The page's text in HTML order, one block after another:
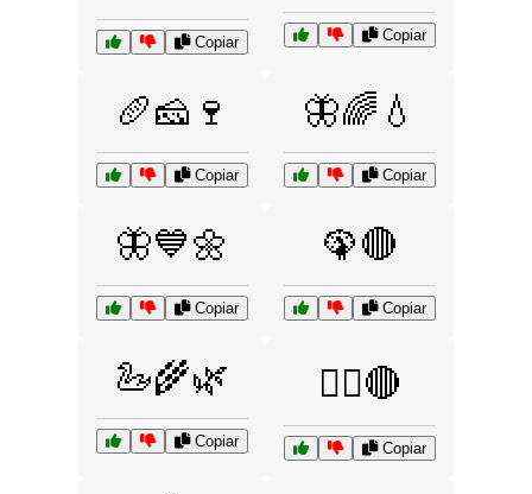
Copiar Copiar
🥖🧀🍷
Copiar
🦋🌈💧
Copiar
🦋💙🌼
Copiar
🦚🔴
Copiar
🦢🌾🌿
Copiar
🦸‍♂️🔴
Copiar